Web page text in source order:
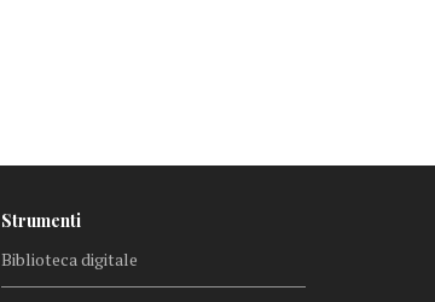
Strumenti
Biblioteca digitale